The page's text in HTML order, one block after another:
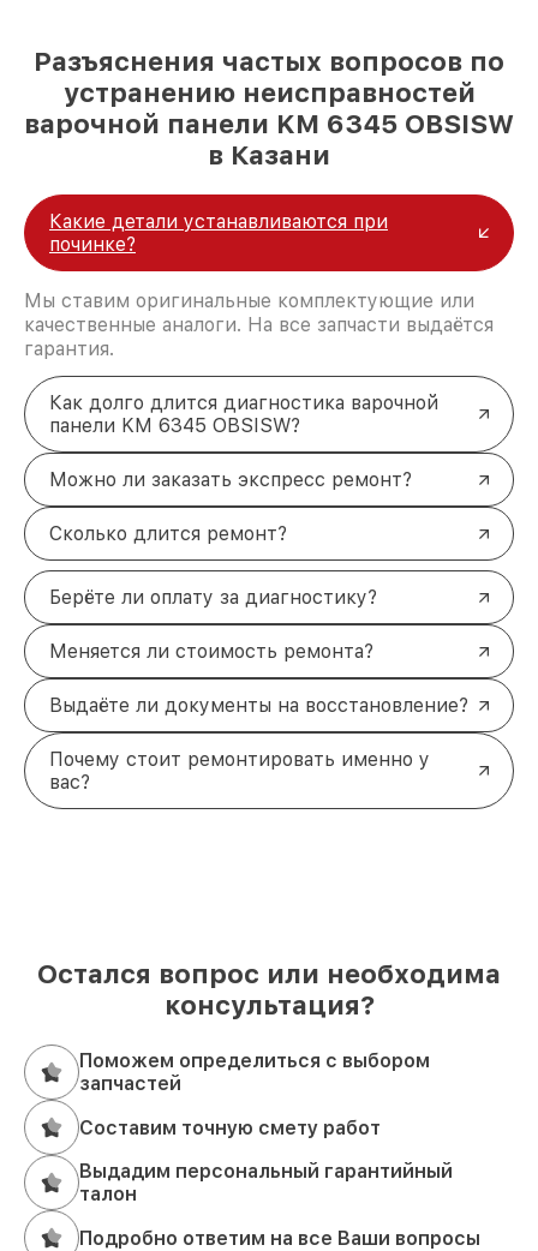
Разъяснения частых вопросов по
устранению неисправностей
варочной панели KM 6345 OBSISW
в Казани
Какие детали устанавливаются при
починке?
Мы ставим оригинальные комплектующие или
качественные аналоги. На все запчасти выдаётся
гарантия.
Как долго длится диагностика варочной
панели KM 6345 OBSISW?
Можно ли заказать экспресс ремонт?
Сколько длится ремонт?
Берёте ли оплату за диагностику?
Меняется ли стоимость ремонта?
Выдаёте ли документы на восстановление?
Почему стоит ремонтировать именно у
вас?
Остался вопрос или необходима
консультация?
Поможем определиться с выбором
запчастей
Составим точную смету работ
Выдадим персональный гарантийный
талон
Подробно ответим на все Ваши вопросы